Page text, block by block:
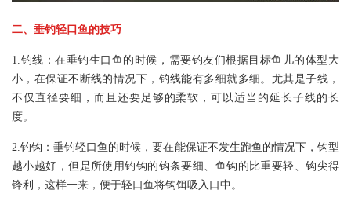
二、垂钓轻口鱼的技巧
1.钓线：在垂钓生口鱼的时候，需要钓友们根据目标鱼儿的体型大
小，在保证不断线的情况下，钓线能有多细就多细。尤其是子线，
不仅直径要细，而且还要足够的柔软，可以适当的延长子线的长
度。
2.钓钩：垂钓轻口鱼的时候，要在能保证不发生跑鱼的情况下，钩型
越小越好，但是所使用钓钩的钩条要细、鱼钩的比重要轻、钩尖得
锋利，这样一来，便于轻口鱼将钩饵吸入口中。